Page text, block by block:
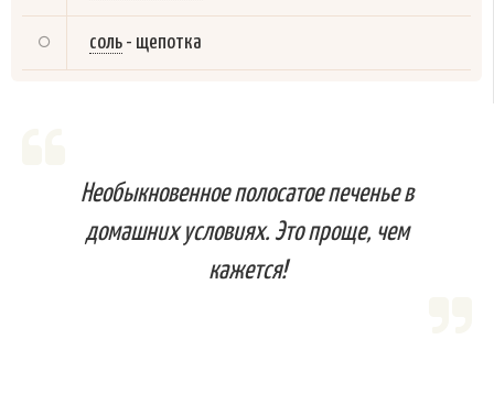
соль - щепотка
Необыкновенное полосатое печенье в
домашних условиях. Это проще, чем
кажется!